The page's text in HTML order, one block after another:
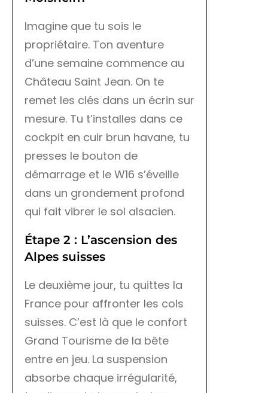
Imagine que tu sois le
propriétaire. Ton aventure
d’une semaine commence au
Château Saint Jean. On te
remet les clés dans un écrin sur
mesure. Tu t’installes dans ce
cockpit en cuir brun havane, tu
presses le bouton de
démarrage et le W16 s’éveille
dans un grondement profond
qui fait vibrer le sol alsacien.
Étape 2 : L’ascension des
Alpes suisses
Le deuxième jour, tu quittes la
France pour affronter les cols
suisses. C’est là que le confort
Grand Tourisme de la bête
entre en jeu. La suspension
absorbe chaque irrégularité,